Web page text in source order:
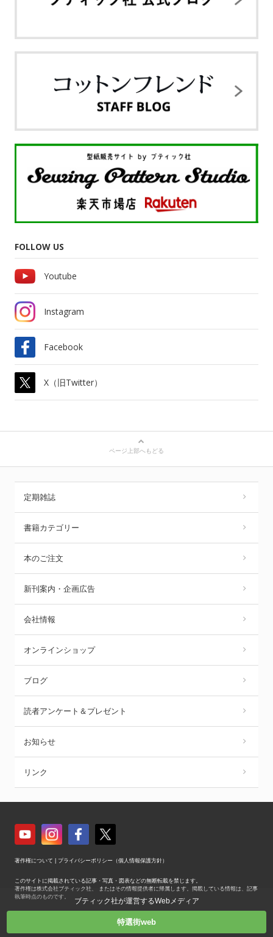
FOLLOW US
Youtube
Instagram
Facebook
X（旧Twitter）
ページ上部へもどる
定期雑誌
書籍カテゴリー
本のご注文
新刊案内・企画広告
会社情報
オンラインショップ
ブログ
読者アンケート＆プレゼント
お知らせ
リンク
著作権について プライバシーポリシー（個人情報保護方針）
このサイトに掲載されている記事・写真・図表などの無断転載を禁じます。
著作権は株式会社ブティック社、 またはその情報提供者に帰属します。掲載している情報は、記事
執筆時点のものです。
Copyright © Boutique-sha, Inc. All Rights Reserved.
ブティック社が運営するWebメディア
特選街web